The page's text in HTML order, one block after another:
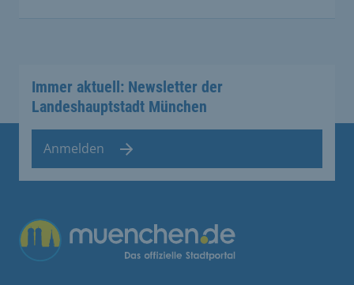
Immer aktuell: Newsletter der
Landeshauptstadt München
Anmelden
Übergreifende Links